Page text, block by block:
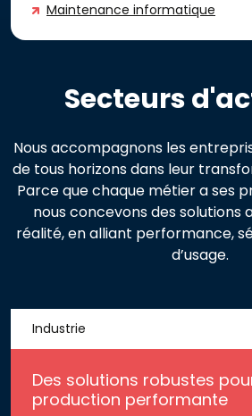
Maintenance informatique
Secteurs
Nous accompagnons les
de tous horizons dans leur
Parce que chaque métier a ses
nous concevons des solutions
réalité, en alliant performance,
d’usage.
Industrie
Des solutions robustes
production performante